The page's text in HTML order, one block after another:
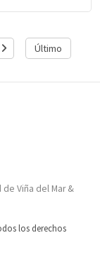
Último
Viña del Mar &
los derechos